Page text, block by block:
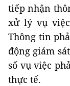
tiếp nhận
xử lý vụ
Thông tin
động giám
số vụ việc
thực tế.